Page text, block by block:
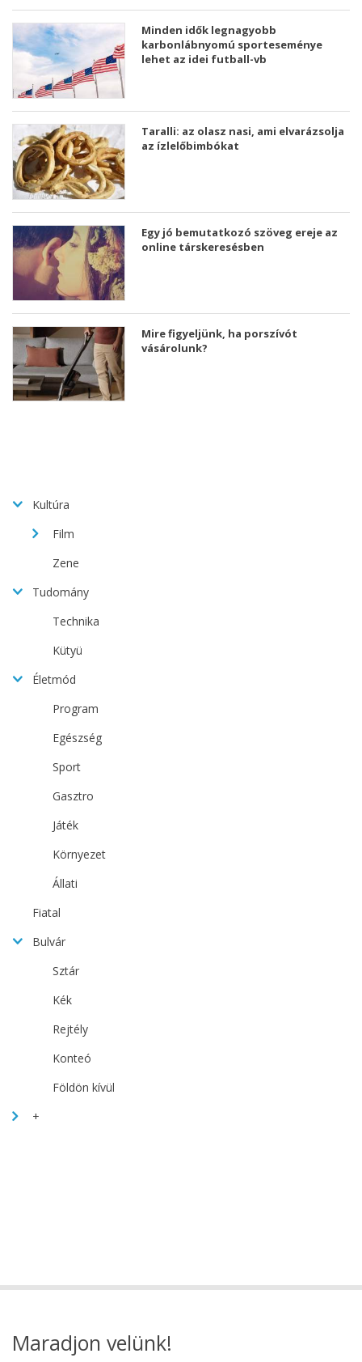
Minden idők legnagyobb
karbonlábnyomú sporteseménye
lehet az idei futball-vb
Taralli: az olasz nasi, ami elvarázsolja
az ízlelőbimbókat
Egy jó bemutatkozó szöveg ereje az
online társkeresésben
Mire figyeljünk, ha porszívót
vásárolunk?
Kultúra
Film
Zene
Tudomány
Technika
Kütyü
Életmód
Program
Egészség
Sport
Gasztro
Játék
Környezet
Állati
Fiatal
Bulvár
Sztár
Kék
Rejtély
Konteó
Földön kívül
+
Maradjon velünk!